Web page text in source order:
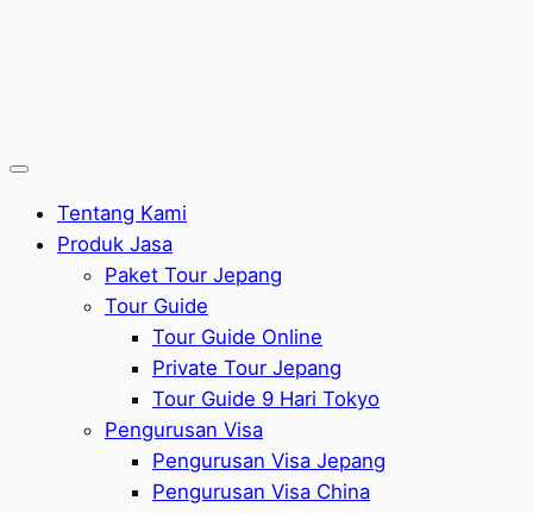
Tentang Kami
Produk Jasa
Paket Tour Jepang
Tour Guide
Tour Guide Online
Private Tour Jepang
Tour Guide 9 Hari Tokyo
Pengurusan Visa
Pengurusan Visa Jepang
Pengurusan Visa China